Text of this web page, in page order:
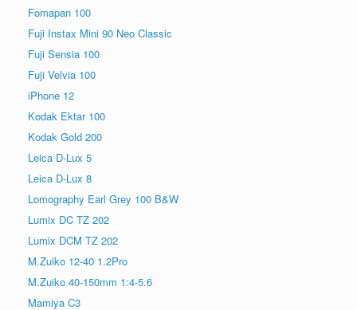
Fomapan 100
Fuji Instax Mini 90 Neo Classic
Fuji Sensia 100
Fuji Velvia 100
iPhone 12
Kodak Ektar 100
Kodak Gold 200
Leica D-Lux 5
Leica D-Lux 8
Lomography Earl Grey 100 B&W
Lumix DC TZ 202
Lumix DCM TZ 202
M.Zuiko 12-40 1.2Pro
M.Zuiko 40-150mm 1:4-5.6
Mamiya C3